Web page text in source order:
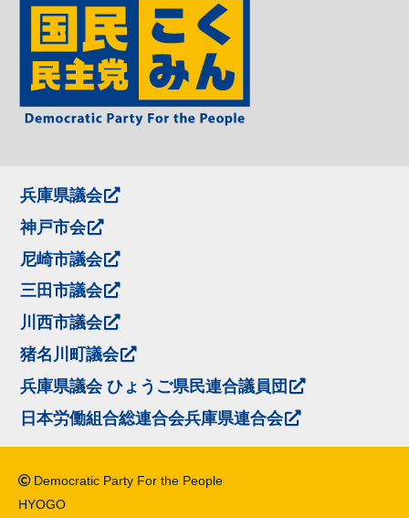
兵庫県議会
神戸市会
尼崎市議会
三田市議会
川西市議会
猪名川町議会
兵庫県議会 ひょうご県民連合議員団
日本労働組合総連合会兵庫県連合会
Democratic Party For the People
HYOGO